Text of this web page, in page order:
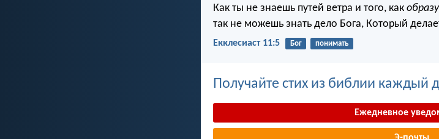
Как ты не знаешь путей ветра и того, как
так не можешь знать дело Бога, Который
Екклесиаст 11:5 Бог понимать
Получайте стих из библии каждый
Ежедневное